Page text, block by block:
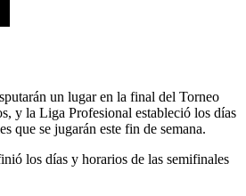
un lugar en la final del Torneo
y la Liga Profesional estableció los días
que se jugarán este fin de semana.